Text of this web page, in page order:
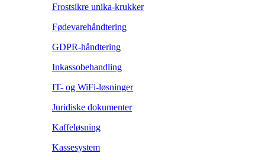
Frostsikre unika-krukker
Fødevarehåndtering
GDPR-håndtering
Inkassobehandling
IT- og WiFi-løsninger
Juridiske dokumenter
Kaffeløsning
Kassesystem